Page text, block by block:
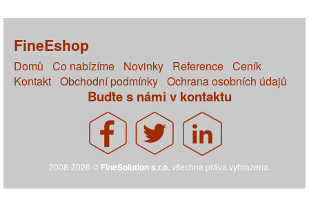
FineEshop
Domů Co nabízíme Novinky Reference Ceník
Kontakt Obchodní podmínky Ochrana osobních údajů
Buďte s námi v kontaktu
2008-2026 © FineSolution s.r.o.všechna práva vyhrazena.